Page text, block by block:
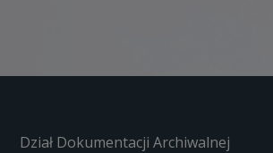
Dział Dokumentacji Archiwalnej